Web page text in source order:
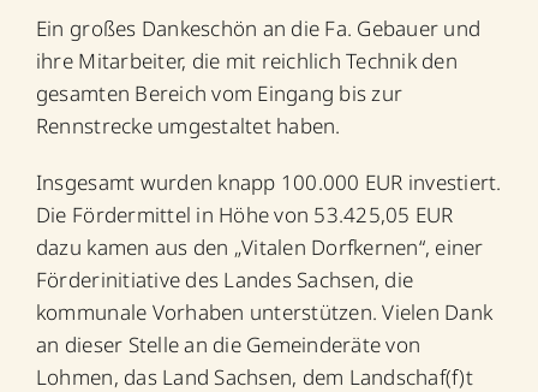
Ein großes Dankeschön an die Fa. Gebauer und
ihre Mitarbeiter, die mit reichlich Technik den
gesamten Bereich vom Eingang bis zur
Rennstrecke umgestaltet haben.
Insgesamt wurden knapp 100.000 EUR investiert.
Die Fördermittel in Höhe von 53.425,05 EUR
dazu kamen aus den „Vitalen Dorfkernen“, einer
Förderinitiative des Landes Sachsen, die
kommunale Vorhaben unterstützen. Vielen Dank
an dieser Stelle an die Gemeinderäte von
Lohmen, das Land Sachsen, dem Landschaf(f)t